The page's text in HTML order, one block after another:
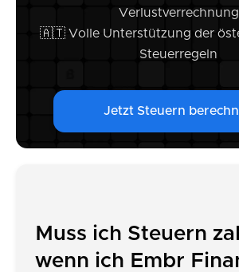
Verlustverrechnung
🇦🇹 Volle Unterstützung der
Steuerregeln
Jetzt Steuern
Muss ich Steuern
wenn ich Embr